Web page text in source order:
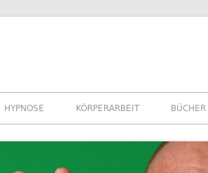
HYPNOSE KÖRPERARBEIT BÜCHER